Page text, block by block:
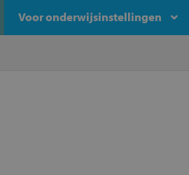
Voor onderwijsinstellingen